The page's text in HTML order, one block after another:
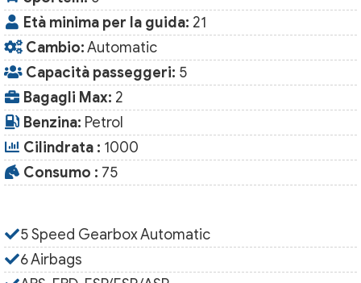
Età minima per la guida: 21
Cambio:Automatic
Capacità passeggeri: 5
Bagagli Max: 2
Benzina: Petrol
Cilindrata : 1000
Consumo : 75
5 Speed Gearbox Automatic
6 Airbags